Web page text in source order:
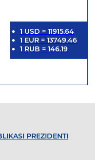
1 USD = 11915.64
1 EUR= 13749.46
1 RUB = 146.19
PREZIDENTI